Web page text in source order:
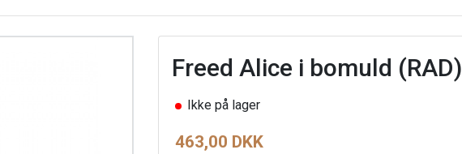
Freed Alice i bomuld (RAD)
Ikke på lager
463,00 DKK